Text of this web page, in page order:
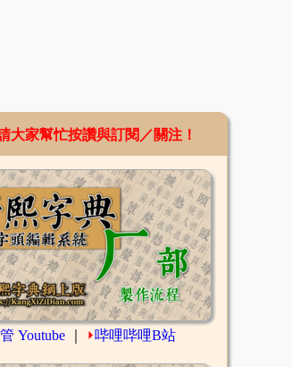
大家幫忙按讚與訂閱／關注！
Youtube ⏵哔哩哔哩B站